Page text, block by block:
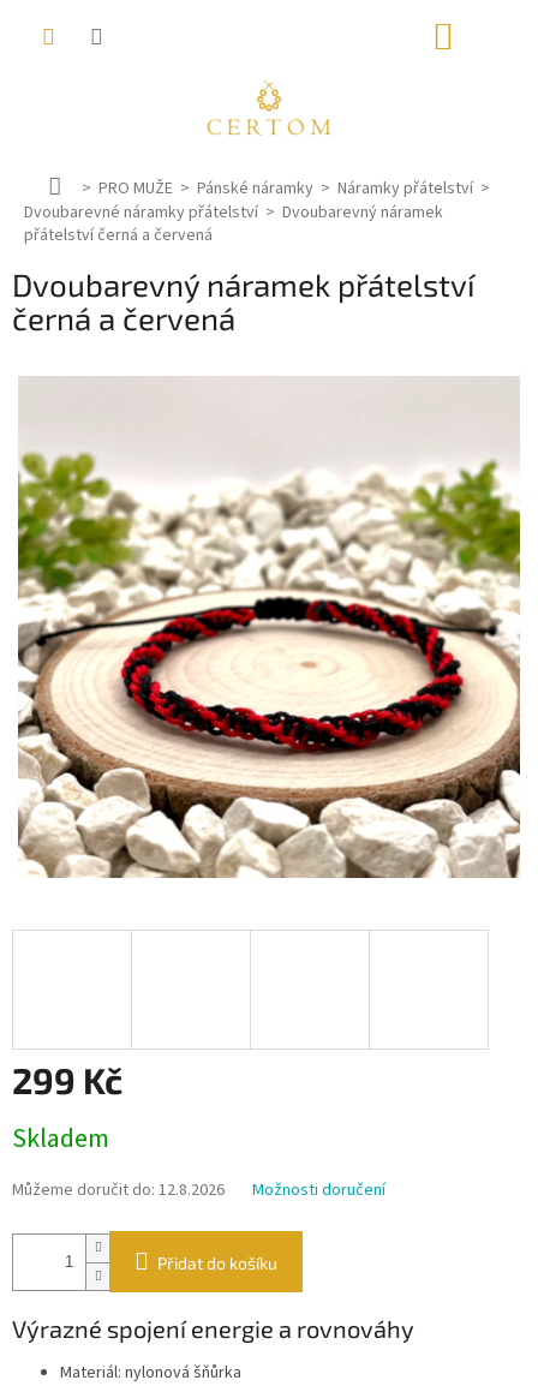
D
o
m
PRO MUŽE Pánské náramky
Náramky přátelství
Dvoubarevné náramky přátelství
Dvoubarevný náramek
přátelství černá a červená
Dvoubarevný náramek přátelství
černá a červená
299 Kč
cena:
Skladem
Můžeme doručit do: 12.8.2026 Možnosti doručení
Přidat do košíku
Výrazné spojení energie a rovnováhy
Materiál: nylonová šňůrka